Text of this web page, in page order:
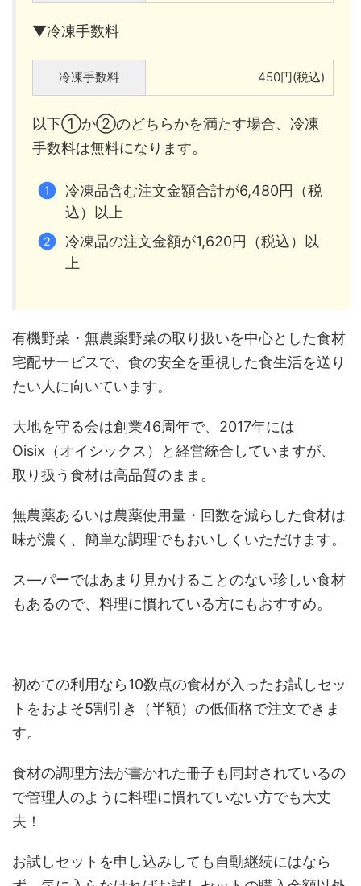
▼冷凍手数料
冷凍手数料 450円(税込)
以下①か②のどちらかを満たす場合、冷凍
手数料は無料になります。
冷凍品含む注文金額合計が6,480円（税
込）以上
冷凍品の注文金額が1,620円（税込）以
上
有機野菜・無農薬野菜の取り扱いを中心とした食材
宅配サービスで、食の安全を重視した食生活を送り
たい人に向いています。
大地を守る会は創業46周年で、2017年には
Oisix（オイシックス）と経営統合していますが、
取り扱う食材は高品質のまま。
無農薬あるいは農薬使用量・回数を減らした食材は
味が濃く、簡単な調理でもおいしくいただけます。
ス―パーではあまり見かけることのない珍しい食材
もあるので、料理に慣れている方にもおすすめ。
初めての利用なら10数点の食材が入ったお試しセッ
トをおよそ5割引き（半額）の低価格で注文できま
す。
食材の調理方法が書かれた冊子も同封されているの
で管理人のように料理に慣れていない方でも大丈
夫！
お試しセットを申し込みしても自動継続にはなら